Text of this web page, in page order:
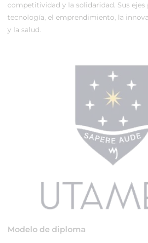
competitividad y la solidaridad. Sus ejes
tecnología, el emprendimiento, la
y la salud.
Modelo de diploma